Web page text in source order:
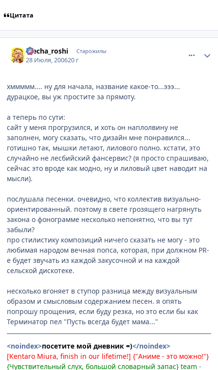
Цитата
mecha_roshi Старожилы
28 Июля, 200620 г
хммммм.... ну для начала, название какое-то...эээ...
дурацкое, вы уж простите за прямоту.
а теперь по сути:
сайт у меня прогрузился, и хоть он наплолвину не
заполнен, могу сказать, что дизайн мне понравился...
готишно так, мышки летают, лилового полно. кстати, это
случайно не лесбийский фансервис? (я просто спрашиваю,
сейчас это вроде как модно, ну и лиловый цвет наводит на
мысли).
послушала песенки. очевидно, что коллектив визуально-
ориентированный. поэтому в свете грозящего нагрянуть
закона о фонограмме несколько непонятно, что вы тут
забыли?
про стилистику композиций ничего сказать не могу - это
любимая народом вечная попса, которая, при должном PR-
е будет звучать из каждой закусочной и на каждой
сельской дискотеке.
несколько вгоняет в ступор разница между визуальным
образом и смысловым содержанием песен. я опять
попрошу прощения, если буду резка, но это если бы как
Терминатор пел "Пусть всегда будет мама..."
<noindex>посетите мой дневник =)</noindex>
[Kentaro Miura, finish in our lifetime!] {"Аниме - это можно!"}
{Чувствительный слух, большой словарный запас} team -